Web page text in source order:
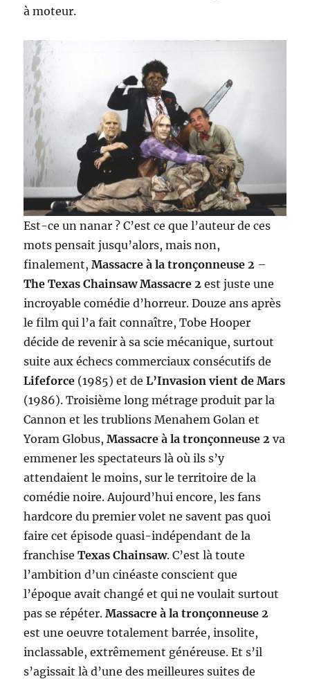
à moteur.
Est-ce un nanar ? C’est ce que l’auteur de ces
mots pensait jusqu’alors, mais non,
finalement,Massacre à la tronçonneuse 2 –
The Texas Chainsaw Massacre 2 est juste une
incroyable comédie d’horreur. Douze ans après
le film qui l’a fait connaître, Tobe Hooper
décide de revenir à sa scie mécanique, surtout
suite aux échecs commerciaux consécutifs de
Lifeforce (1985) et deL’Invasion vient de Mars
(1986). Troisième long métrage produit par la
Cannon et les trublions Menahem Golan et
Yoram Globus,Massacre à la tronçonneuse 2 va
emmener les spectateurs là où ils s’y
attendaient le moins, sur le territoire de la
comédie noire. Aujourd’hui encore, les fans
hardcore du premier volet ne savent pas quoi
faire cet épisode quasi-indépendant de la
franchiseTexas Chainsaw. C’est là toute
l’ambition d’un cinéaste conscient que
l’époque avait changé et qui ne voulait surtout
pas se répéter.Massacre à la tronçonneuse 2
est une oeuvre totalement barrée, insolite,
inclassable, extrêmement généreuse. Et s’il
s’agissait là d’une des meilleures suites de